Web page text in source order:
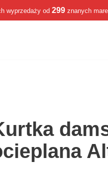
wyprzedaży od 299 znanych